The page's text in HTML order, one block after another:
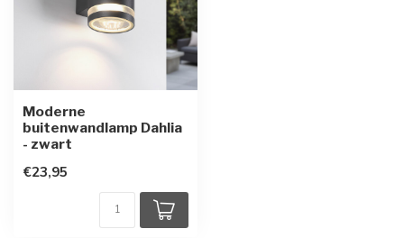
Moderne
buitenwandlamp Dahlia
- zwart
€23,95